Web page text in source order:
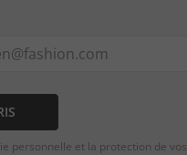
personnelle et la protection de vos